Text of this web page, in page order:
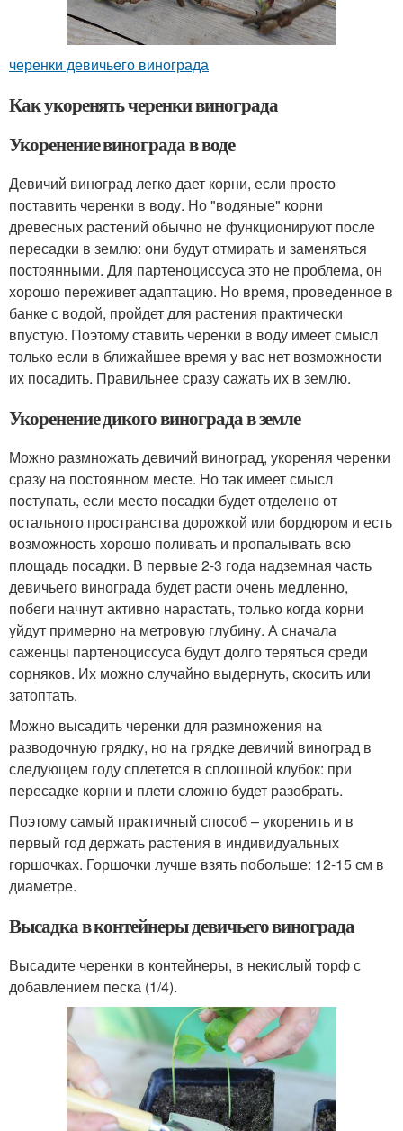
черенки девичьего винограда
Как укоренять черенки винограда
Укоренение винограда в воде
Девичий виноград легко дает корни, если просто
поставить черенки в воду. Но "водяные" корни
древесных растений обычно не функционируют после
пересадки в землю: они будут отмирать и заменяться
постоянными. Для партеноциссуса это не проблема, он
хорошо переживет адаптацию. Но время, проведенное в
банке с водой, пройдет для растения практически
впустую. Поэтому ставить черенки в воду имеет смысл
только если в ближайшее время у вас нет возможности
их посадить. Правильнее сразу сажать их в землю.
Укоренение дикого винограда в земле
Можно размножать девичий виноград, укореняя черенки
сразу на постоянном месте. Но так имеет смысл
поступать, если место посадки будет отделено от
остального пространства дорожкой или бордюром и есть
возможность хорошо поливать и пропалывать всю
площадь посадки. В первые 2-3 года надземная часть
девичьего винограда будет расти очень медленно,
побеги начнут активно нарастать, только когда корни
уйдут примерно на метровую глубину. А сначала
саженцы партеноциссуса будут долго теряться среди
сорняков. Их можно случайно выдернуть, скосить или
затоптать.
Можно высадить черенки для размножения на
разводочную грядку, но на грядке девичий виноград в
следующем году сплетется в сплошной клубок: при
пересадке корни и плети сложно будет разобрать.
Поэтому самый практичный способ – укоренить и в
первый год держать растения в индивидуальных
горшочках. Горшочки лучше взять побольше: 12-15 см в
диаметре.
Высадка в контейнеры девичьего винограда
Высадите черенки в контейнеры, в некислый торф с
добавлением песка (1/4).